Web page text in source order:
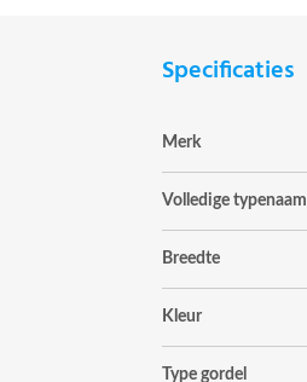
Specificaties
Merk
Volledige typenaam
Breedte
Kleur
Type gordel